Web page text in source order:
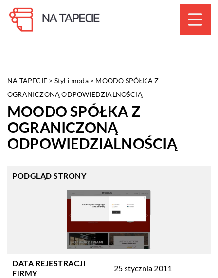
NA TAPECIE > Styl i moda> MOODO SPÓŁKA Z
OGRANICZONĄ ODPOWIEDZIALNOŚCIĄ
MOODO SPÓŁKA Z
OGRANICZONĄ
ODPOWIEDZIALNOŚCIĄ
PODGLĄD STRONY
DATA REJESTRACJI
FIRMY
25 stycznia 2011